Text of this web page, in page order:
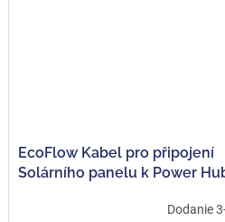
EcoFlow Kabel pro připojení
Solárního panelu k Power
Dodanie